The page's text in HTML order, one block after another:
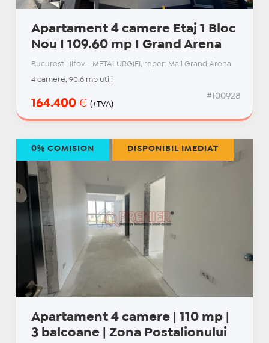
Apartament 4 camere Etaj 1 Bloc
Nou I 109.60 mp I Grand Arena
Bucuresti-Ilfov - METALURGIEI, reper: Mall Grand Arena
4 camere, 90.6 mp utili
164.400 € (+TVA)
#100928
Apartament 4 camere | 110 mp |
3 balcoane | Zona Postalionului
0% COMISION DISPONIBIL IMEDIAT